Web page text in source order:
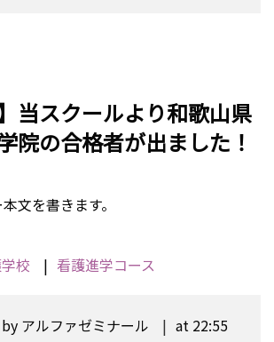
当スクールより和歌山県
院の合格者が出ました！
文を書きます。
校 看護進学コース
by アルファゼミナール at 22:55